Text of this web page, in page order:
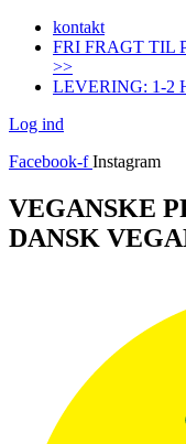
Videre
indhold
kontakt
FRI FRAGT TIL
>>
LEVERING: 1-2
Log ind
Facebook-f Instagram
VEGANSKE
DANSK